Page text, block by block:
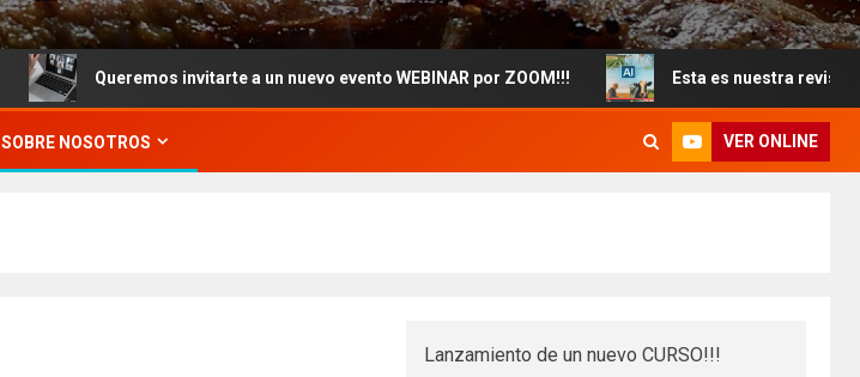
Queremos invitarte a un nuevo evento WEBINAR por ZOOM!!! Esta es nuestra revista 93 y ya
SOBRE NOSOTROS VER ONLINE
Lanzamiento de un nuevo CURSO!!!